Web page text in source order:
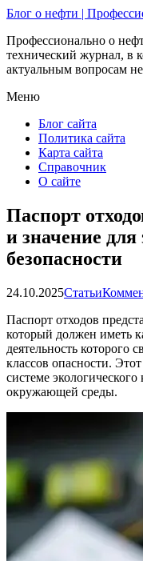
Блог о нефти |
Профессионально о
технический журнал, в
актуальным вопросам
Меню
Блог сайта
Политика сайта
Карта сайта
Справочник
О сайте
Паспорт
и значение для
безопасности
24.10.2025Статьи
Паспорт отходов
который должен иметь
деятельность которого
классов опасности.
системе
окружающей среды.